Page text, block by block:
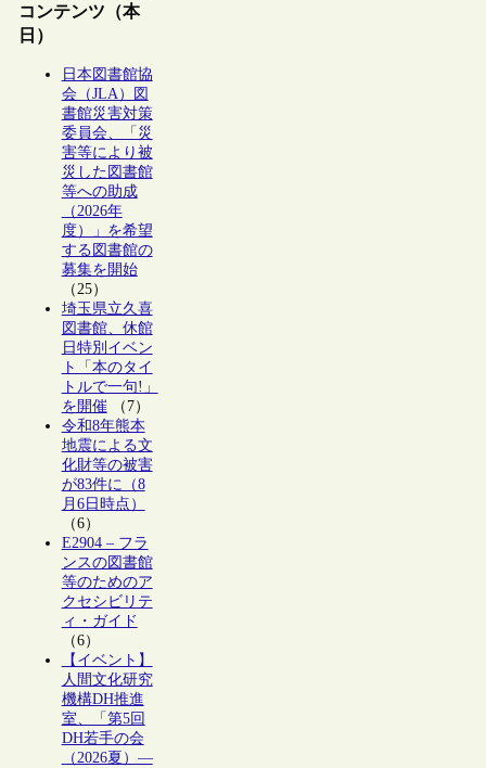
コンテンツ（本
日）
日本図書館協
会（JLA）図
書館災害対策
委員会、「災
害等により被
災した図書館
等への助成
（2026年
度）」を希望
する図書館の
募集を開始
（25）
埼玉県立久喜
図書館、休館
日特別イベン
ト「本のタイ
トルで一句!」
を開催（7）
令和8年熊本
地震による文
化財等の被害
が83件に（8
月6日時点）
（6）
E2904 – フラ
ンスの図書館
等のためのア
クセシビリテ
ィ・ガイド
（6）
【イベント】
人間文化研究
機構DH推進
室、「第5回
DH若手の会
（2026夏）―